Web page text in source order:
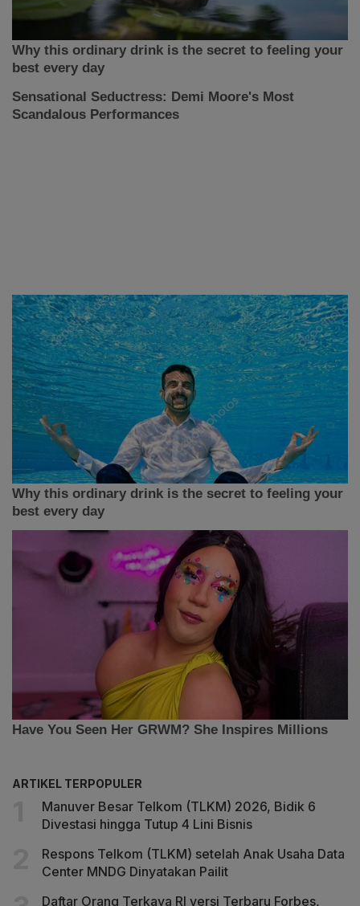
ARTIKEL TERPOPULER
Manuver Besar Telkom (TLKM) 2026, Bidik 6
Divestasi hingga Tutup 4 Lini Bisnis
Respons Telkom (TLKM) setelah Anak Usaha Data
Center MNDG Dinyatakan Pailit
Daftar Orang Terkaya RI versi Terbaru Forbes,